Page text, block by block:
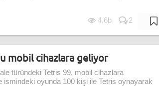
4,6b 2
mobil cihazlara geliyor
türündeki Tetris 99, mobil cihazlara
ismindeki oyunda 100 kişi ile Tetris oynayarak